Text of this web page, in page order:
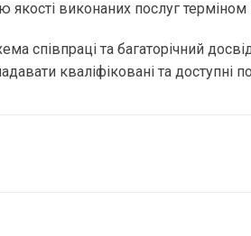
якості виконаних послуг
співпраці та багаторічний
кваліфіковані та доступні